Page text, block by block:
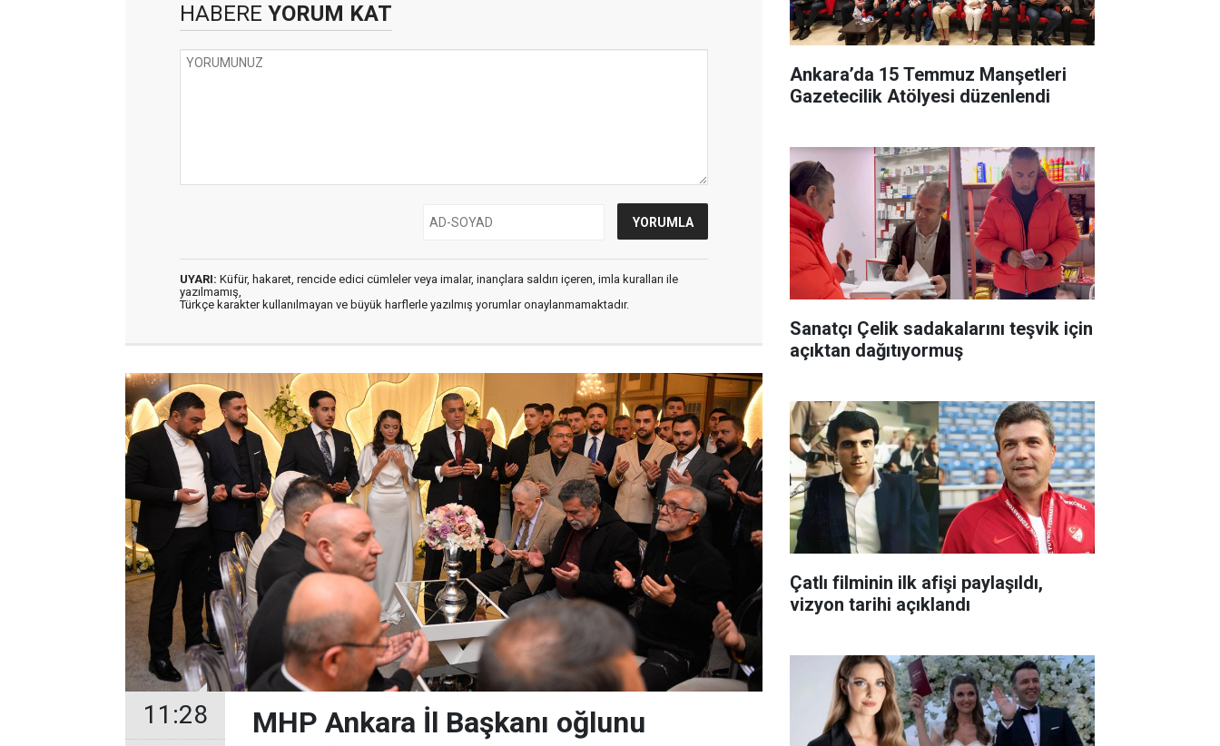
HABERE YORUM KAT
UYARI: Küfür, hakaret, rencide edici cümleler veya imalar, inançlara saldırı içeren, imla kuralları ile
yazılmamış,
Türkçe karakter kullanılmayan ve büyük harflerle yazılmış yorumlar onaylanmamaktadır.
11:28
MHP Ankara İl Başkanı oğlunu
Ankara’da 15 Temmuz Manşetleri
Gazetecilik Atölyesi düzenlendi
Sanatçı Çelik sadakalarını teşvik için
açıktan dağıtıyormuş
Çatlı filminin ilk afişi paylaşıldı,
vizyon tarihi açıklandı